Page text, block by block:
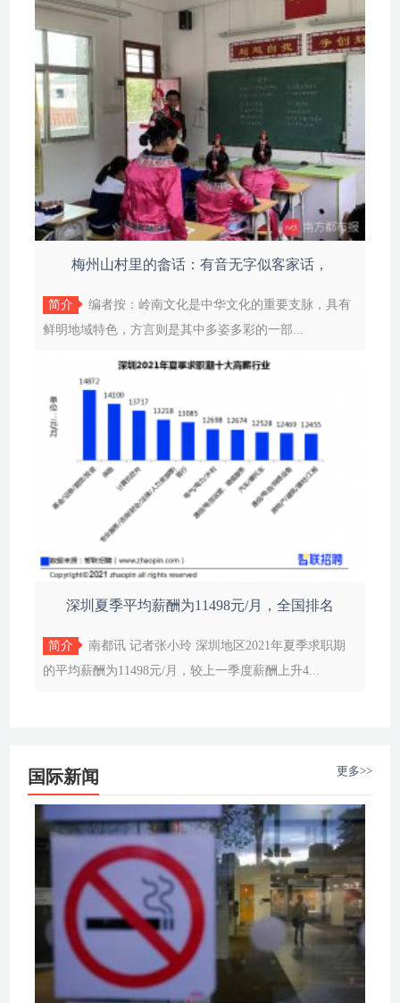
梅州山村里的畲话：有音无字似客家话，
简介
编者按：岭南文化是中华文化的重要支脉，具有
鲜明地域特色，方言则是其中多姿多彩的一部...
深圳夏季平均薪酬为11498元/月，全国排名
简介
南都讯 记者张小玲 深圳地区2021年夏季求职期
的平均薪酬为11498元/月，较上一季度薪酬上升4...
国际新闻 更多>>